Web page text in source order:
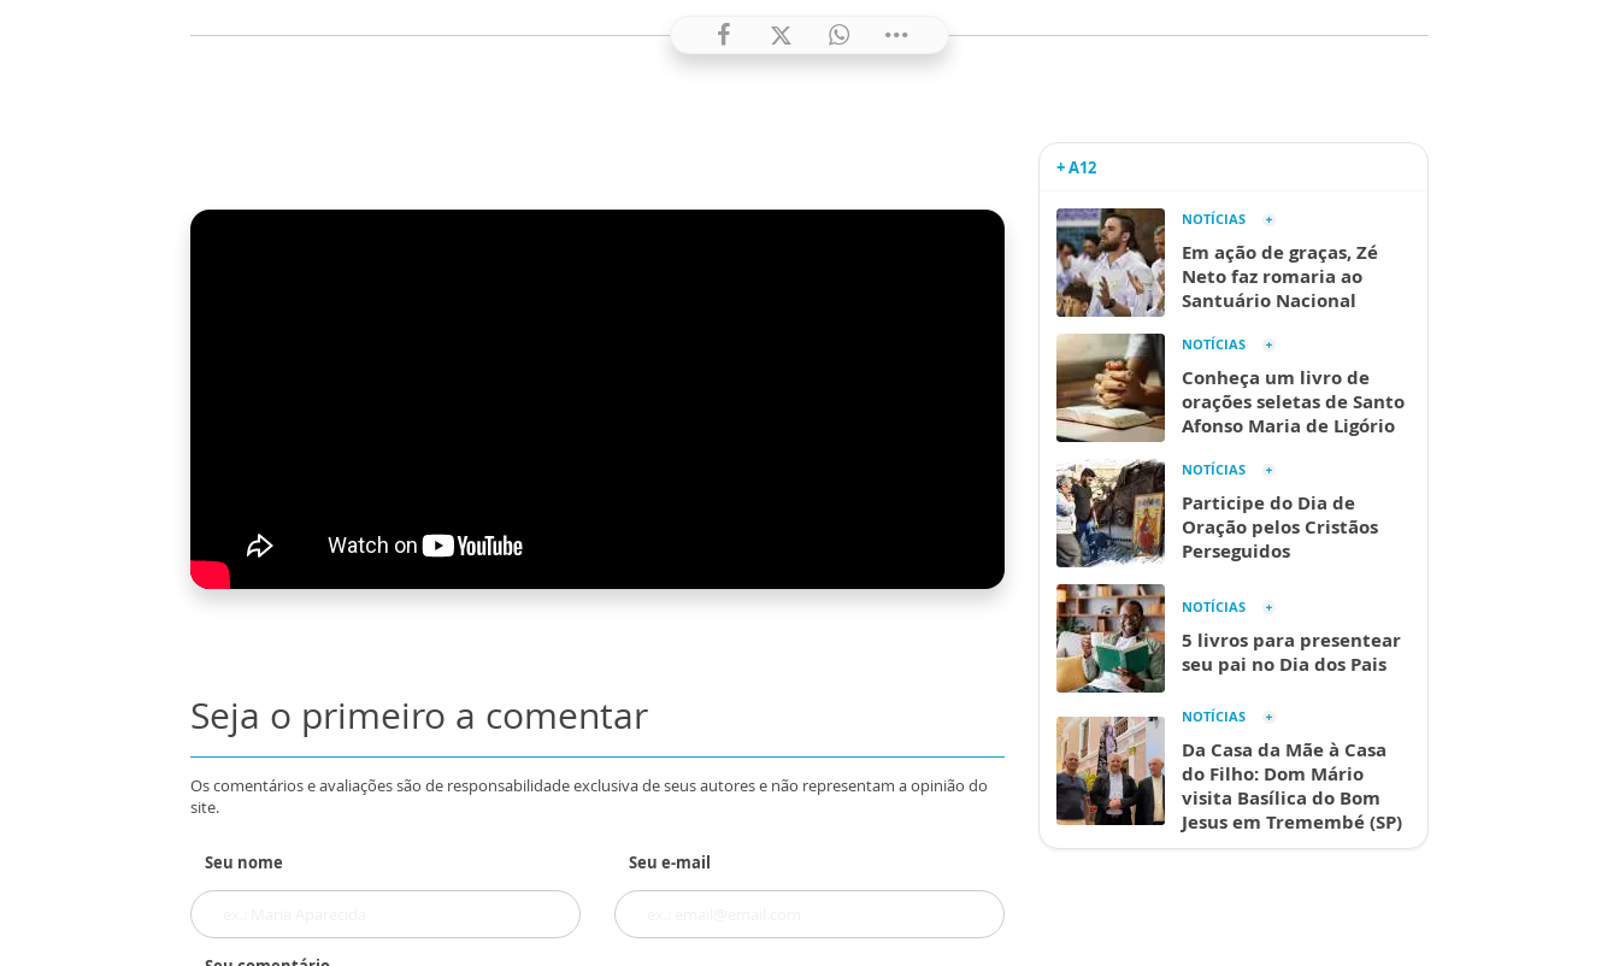
Seja o primeiro a comentar
Os comentários e avaliações são de responsabilidade exclusiva de seus autores e não representam a opinião do
site.
Seu nome Seu e-mail
+ A12
NOTÍCIAS
Em ação de graças, Zé
Neto faz romaria ao
Santuário Nacional
NOTÍCIAS
Conheça um livro de
orações seletas de Santo
Afonso Maria de Ligório
NOTÍCIAS
Participe do Dia de
Oração pelos Cristãos
Perseguidos
NOTÍCIAS
5 livros para presentear
seu pai no Dia dos Pais
NOTÍCIAS
Da Casa da Mãe à Casa
do Filho: Dom Mário
visita Basílica do Bom
Jesus em Tremembé (SP)